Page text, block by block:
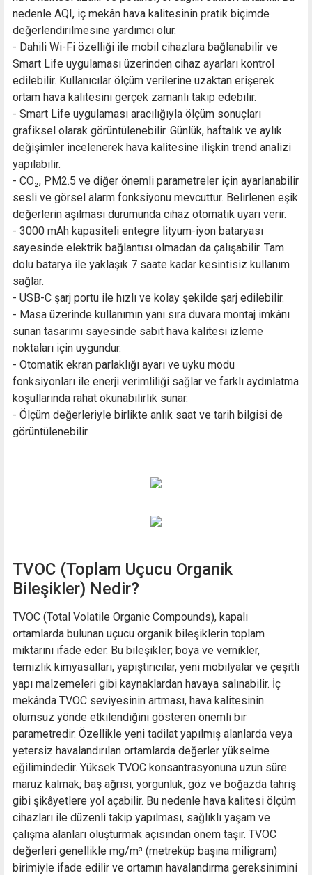
nedenle AQI, iç mekân hava kalitesinin pratik biçimde
değerlendirilmesine yardımcı olur.
- Dahili Wi-Fi özelliği ile mobil cihazlara bağlanabilir ve
Smart Life uygulaması üzerinden cihaz ayarları kontrol
edilebilir. Kullanıcılar ölçüm verilerine uzaktan erişerek
ortam hava kalitesini gerçek zamanlı takip edebilir.
- Smart Life uygulaması aracılığıyla ölçüm sonuçları
grafiksel olarak görüntülenebilir. Günlük, haftalık ve aylık
değişimler incelenerek hava kalitesine ilişkin trend analizi
yapılabilir.
- CO₂, PM2.5 ve diğer önemli parametreler için ayarlanabilir
sesli ve görsel alarm fonksiyonu mevcuttur. Belirlenen eşik
değerlerin aşılması durumunda cihaz otomatik uyarı verir.
- 3000 mAh kapasiteli entegre lityum-iyon bataryası
sayesinde elektrik bağlantısı olmadan da çalışabilir. Tam
dolu batarya ile yaklaşık 7 saate kadar kesintisiz kullanım
sağlar.
- USB-C şarj portu ile hızlı ve kolay şekilde şarj edilebilir.
- Masa üzerinde kullanımın yanı sıra duvara montaj imkânı
sunan tasarımı sayesinde sabit hava kalitesi izleme
noktaları için uygundur.
- Otomatik ekran parlaklığı ayarı ve uyku modu
fonksiyonları ile enerji verimliliği sağlar ve farklı aydınlatma
koşullarında rahat okunabilirlik sunar.
- Ölçüm değerleriyle birlikte anlık saat ve tarih bilgisi de
görüntülenebilir.
TVOC (Toplam Uçucu Organik
Bileşikler) Nedir?
TVOC (Total Volatile Organic Compounds), kapalı
ortamlarda bulunan uçucu organik bileşiklerin toplam
miktarını ifade eder. Bu bileşikler; boya ve vernikler,
temizlik kimyasalları, yapıştırıcılar, yeni mobilyalar ve çeşitli
yapı malzemeleri gibi kaynaklardan havaya salınabilir. İç
mekânda TVOC seviyesinin artması, hava kalitesinin
olumsuz yönde etkilendiğini gösteren önemli bir
parametredir. Özellikle yeni tadilat yapılmış alanlarda veya
yetersiz havalandırılan ortamlarda değerler yükselme
eğilimindedir. Yüksek TVOC konsantrasyonuna uzun süre
maruz kalmak; baş ağrısı, yorgunluk, göz ve boğazda tahriş
gibi şikâyetlere yol açabilir. Bu nedenle hava kalitesi ölçüm
cihazları ile düzenli takip yapılması, sağlıklı yaşam ve
çalışma alanları oluşturmak açısından önem taşır. TVOC
değerleri genellikle mg/m³ (metreküp başına miligram)
birimiyle ifade edilir ve ortamın havalandırma gereksinimini